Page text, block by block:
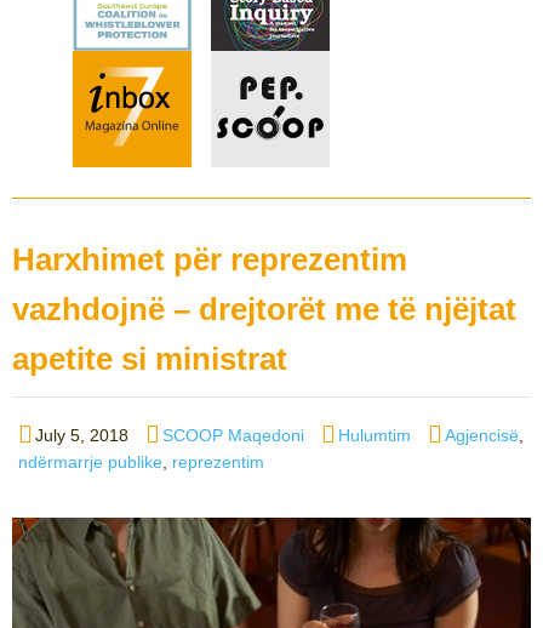
Harxhimet për reprezentim
vazhdojnë – drejtorët me të njëjtat
apetite si ministrat
Posted
on
July 5, 2018 Author
SCOOP Maqedoni Categories
Hulumtim Tags
Agjencisë
ndërmarrje publike reprezentim